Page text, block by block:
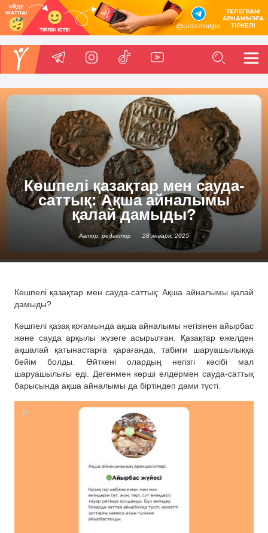
Көшпелі қазақтар мен сауда-
саттық: Ақша айналымы
қалай дамыды?
Автор: редактор 28 января, 2025
Көшпелі қазақтар мен сауда-саттық: Ақша айналымы қалай
дамыды?
Көшпелі қазақ қоғамында ақша айналымы негізінен айырбас
және сауда арқылы жүзеге асырылған. Қазақтар ежелден
ақшалай қатынастарға қарағанда, табиғи шаруашылыққа
бейім болды. Өйткені олардың негізгі кәсібі мал
шаруашылығы еді. Дегенмен көрші елдермен сауда-саттық
барысында ақша айналымы да біртіндеп дами түсті.